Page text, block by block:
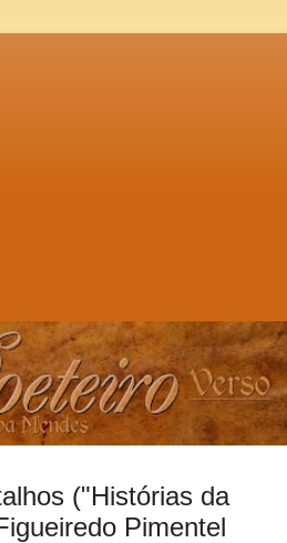
("Histórias da
Pimentel